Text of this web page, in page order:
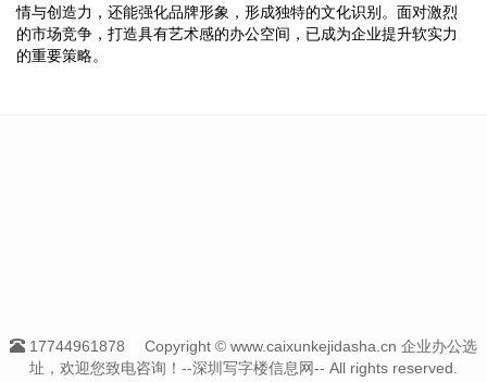
情与创造力，还能强化品牌形象，形成独特的文化识别。面对激烈
的市场竞争，打造具有艺术感的办公空间，已成为企业提升软实力
的重要策略。
17744961878
Copyright © www.caixunkejidasha.cn 企业办公选
址，欢迎您致电咨询！--深圳写字楼信息网-- All rights reserved.